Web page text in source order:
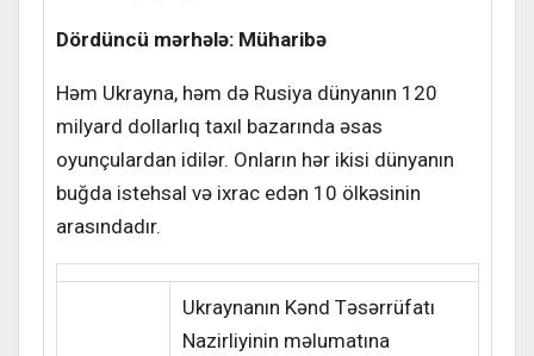
Dördüncü mərhələ: Müharibə
Həm Ukrayna, həm də Rusiya dünyanın 120
milyard dollarlıq taxıl bazarında əsas
oyunçulardan idilər. Onların hər ikisi dünyanın
buğda istehsal və ixrac edən 10 ölkəsinin
arasındadır.
Ukraynanın Kənd Təsərrüfatı
Nazirliyinin məlumatına